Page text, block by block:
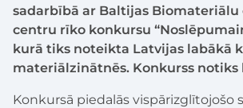
sadarbībā ar Baltijas Biomateriālu
centru rīko konkursu
kurā tiks noteikta Latvijas labākā
materiālzinātnēs. Konkurss notiks
Konkursā piedalās vispārizglītojošo